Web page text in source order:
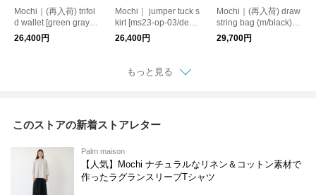
Mochi｜(再入荷) trifol
d wallet [green gray/m
a-pro-28] 鹿革 3つ折
り財布
26,400円
Mochi｜ jumper tuck s
kirt [ms23-op-03/deep
blue] ジャンプタック
スカート
26,400円
Mochi｜(再入荷) draw
string bag (m/black) /
鹿革 巾着トートバッ
29,700円
もっと見る
このストアの新着ストアレター
Palm maison
【人気】Mochi ナチュラルなリネン＆コットン素材で
作ったラグランスリーブTシャツ